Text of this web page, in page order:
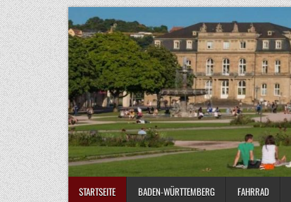
Skip
to
content
STARTSEITE BADEN-WÜRTTEMBERG FAHRRAD